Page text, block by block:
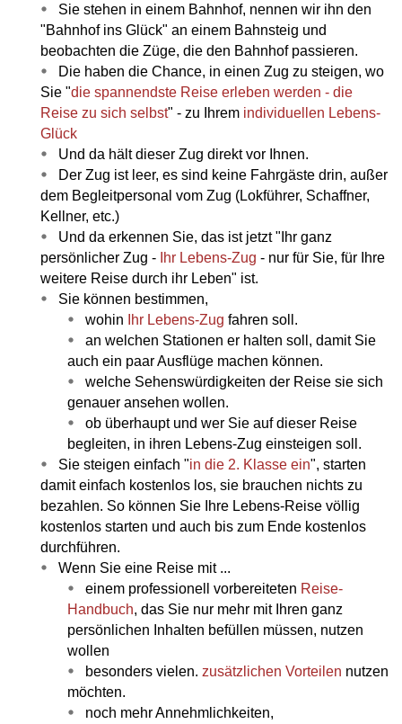
Sie stehen in einem Bahnhof, nennen wir ihn den
"Bahnhof ins Glück" an einem Bahnsteig und
beobachten die Züge, die den Bahnhof passieren.
Die haben die Chance, in einen Zug zu steigen, wo
Sie "die spannendste Reise erleben werden - die
Reise zu sich selbst" - zu Ihrem individuellen Lebens-
Glück
Und da hält dieser Zug direkt vor Ihnen.
Der Zug ist leer, es sind keine Fahrgäste drin, außer
dem Begleitpersonal vom Zug (Lokführer, Schaffner,
Kellner, etc.)
Und da erkennen Sie, das ist jetzt "Ihr ganz
persönlicher Zug - Ihr Lebens-Zug - nur für Sie, für Ihre
weitere Reise durch ihr Leben" ist.
Sie können bestimmen,
wohin
Ihr Lebens-Zug fahren soll.
an welchen Stationen er halten soll, damit Sie
auch ein paar Ausflüge machen können.
welche Sehenswürdigkeiten der Reise sie sich
genauer ansehen wollen.
ob überhaupt und wer Sie auf dieser Reise
begleiten, in ihren Lebens-Zug einsteigen soll.
Sie steigen einfach "in die 2. Klasse ein", starten
damit einfach kostenlos los, sie brauchen nichts zu
bezahlen. So können Sie Ihre Lebens-Reise völlig
kostenlos starten und auch bis zum Ende kostenlos
durchführen.
Wenn Sie eine Reise mit ...
einem professionell vorbereiteten Reise-
Handbuch, das Sie nur mehr mit Ihren ganz
persönlichen Inhalten befüllen müssen, nutzen
wollen
besonders vielen. zusätzlichen Vorteilen nutzen
möchten.
noch mehr Annehmlichkeiten,